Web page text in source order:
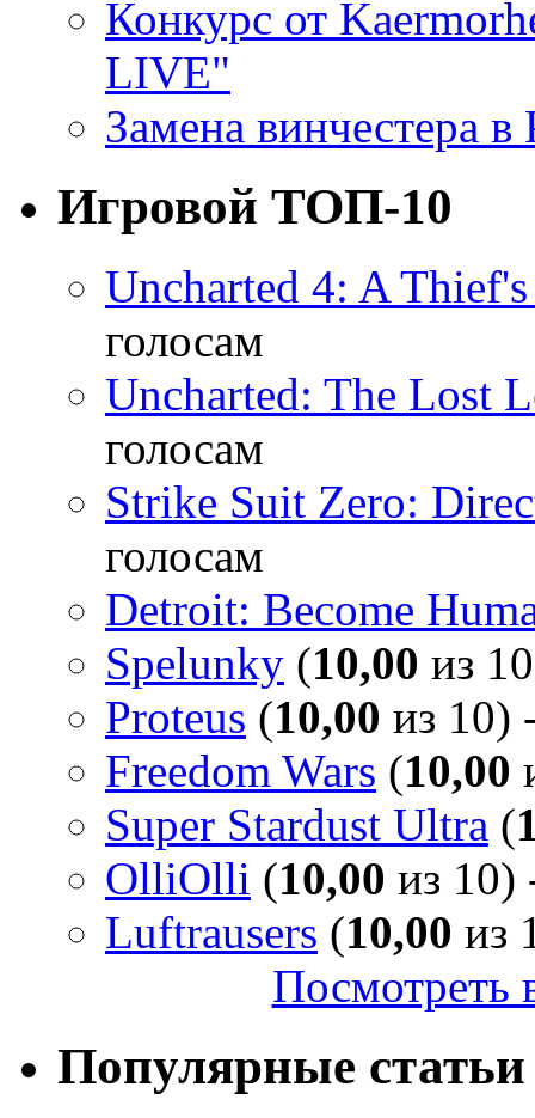
Конкурс от
LIVE"
Замена винчестера
Игровой ТОП-10
Uncharted 4: A
голосам
Uncharted: The Lost
голосам
Strike Suit Zero:
голосам
Detroit: Become
Spelunky (10,00 из
Proteus (10,00 из 10)
Freedom Wars (10,00
Super Stardust Ultra (
OlliOlli (10,00 из 10)
Luftrausers (10,00 из
Посмотреть
Популярные статьи